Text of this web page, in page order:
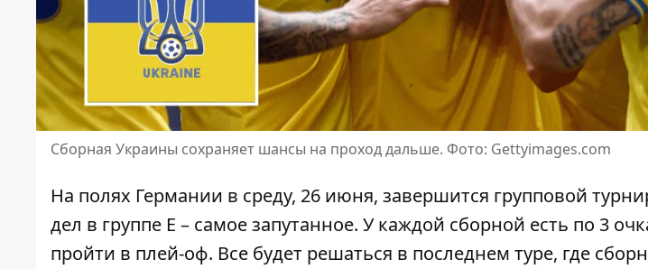
Сборная Украины сохраняет шансы на проход дальше. Фото: Gettyimages.com
На полях Германии в среду, 26 июня, завершится групповой
дел в группе Е – самое запутанное. У каждой сборной есть по 3
пройти в плей-оф. Все будет решаться в последнем туре, где